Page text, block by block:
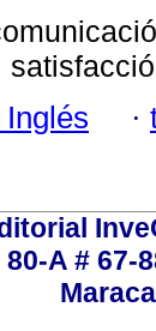
·
80-A # 67-